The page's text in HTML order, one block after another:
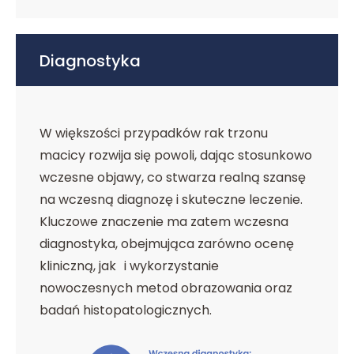
Diagnostyka
W większości przypadków rak trzonu
macicy rozwija się powoli, dając stosunkowo
wczesne objawy, co stwarza realną szansę
na wczesną diagnozę i skuteczne leczenie.
Kluczowe znaczenie ma zatem wczesna
diagnostyka, obejmująca zarówno ocenę
kliniczną, jak i wykorzystanie
nowoczesnych metod obrazowania oraz
badań histopatologicznych.